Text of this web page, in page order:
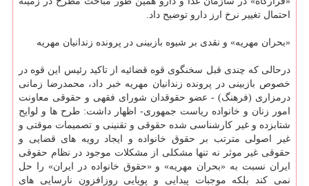
احتمال تغییر نرخ ارز دارو توضیح داد.
«بحران مهریه» و نقدی بر شیوه بازبینی در پرونده زندانیان مهریه
درحالی كه چندی قبل سخنگوی قوه قضائیه از تاكید رئیس این قوه در
خصوص بازبینی در پرونده زندانیان مهریه خبر داد، محمدرضا زمانی
درمزاری (فرهنگ) - عضو حقوقدان شورای فقهی و حقوقی معاونت
امور زنان و خانواده ریاست جمهوری- اظهار داشت: طرح ها و لوایح
شتابزده و غیر كارشناسی شده حقوقی و تقنینی و تصمیمات موقتی و
غیر اصولی مترتب بر حقوق خانواده و ایجاد رویه های قضایی و
حقوقی غیر موثر نه تنها مشكلی از مشكلات موجود در نظام حقوقی
ایران نسبت به «بحران مهریه» و «حقوق خانواده در ایران» را حل
نمی كند بلكه موجبات پیدایی و پویایی روزافزونِ نارسایی های